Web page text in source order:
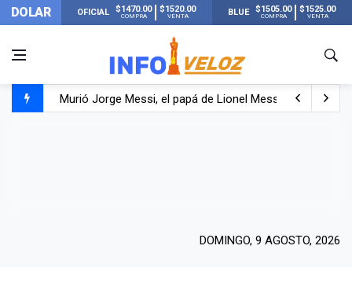
DOLAR OFICIAL $1470.00
COMPRA
$1520.00
VENTA BLUE $1505.00
COMPRA
$1525.00
VENTA
Murió Jorge Messi, el papá de Lionel Messi
DOMINGO, 9 AGOSTO, 2026